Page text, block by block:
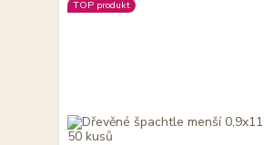
TOP produkt